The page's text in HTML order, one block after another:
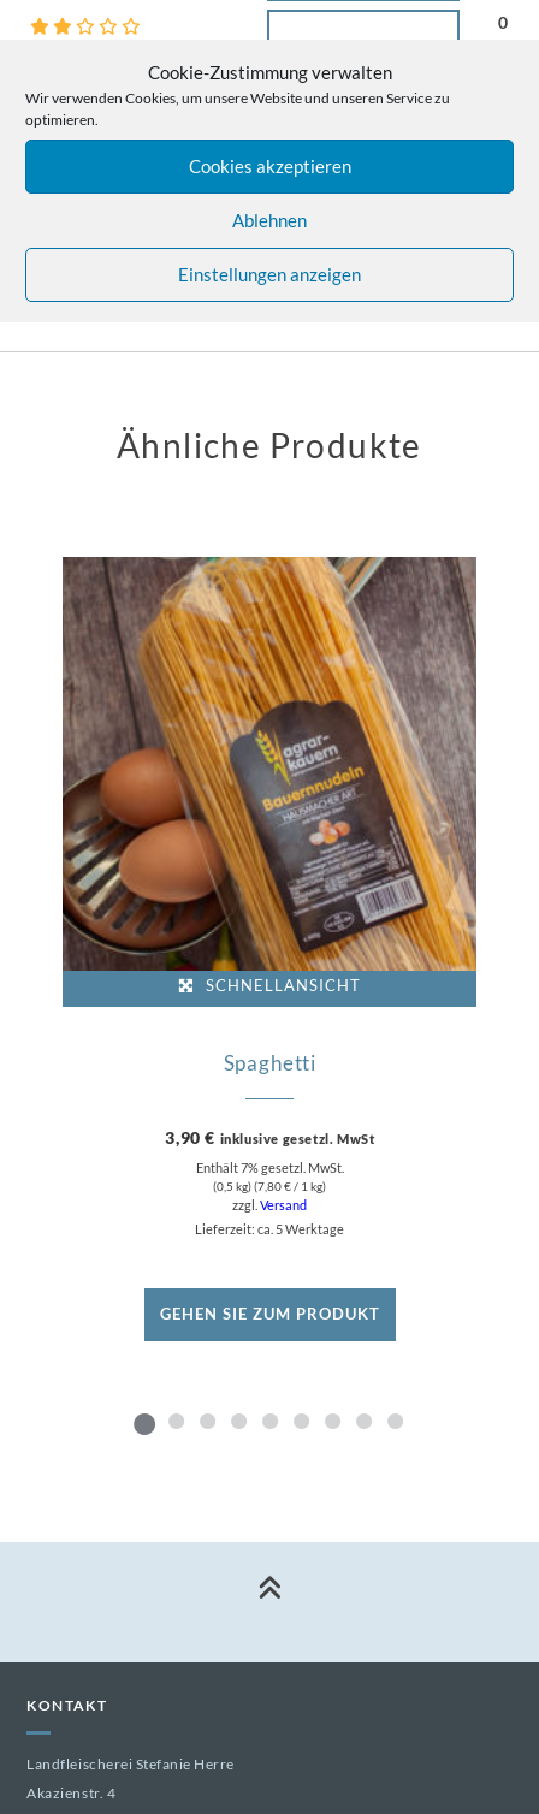
Cookie-Zustimmung verwalten
Wir verwenden Cookies, um unsere Website und unseren Service zu
optimieren.
Cookies akzeptieren
Ablehnen
Einstellungen anzeigen
0
Ähnliche Produkte
SCHNELLANSICHT
Spaghetti
3,90€ inklusive gesetzl. MwSt
Enthält 7% gesetzl. MwSt.
(0,5 kg) (7,80€/ 1 kg)
zzgl.Versand
Lieferzeit: ca. 5 Werktage
GEHEN SIE ZUM PRODUKT
KONTAKT
Landfleischerei Stefanie Herre
Akazienstr. 4